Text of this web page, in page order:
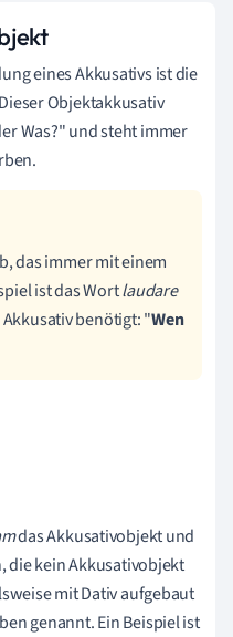
eines Akkusativs ist die
Objektakkusativ
Was?" und steht immer
das immer mit einem
ist das Wortlaudare
benötigt: "Wen
das Akkusativobjekt und
die kein Akkusativobjekt
mit Dativ aufgebaut
genannt. Ein Beispiel ist